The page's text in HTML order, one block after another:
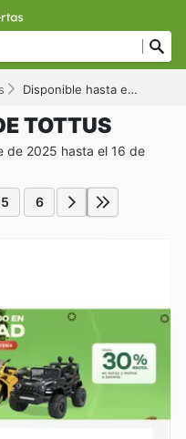
Disponible hasta el 16/12/2025
TOTTUS
de 2025 hasta el 16 de
5 6